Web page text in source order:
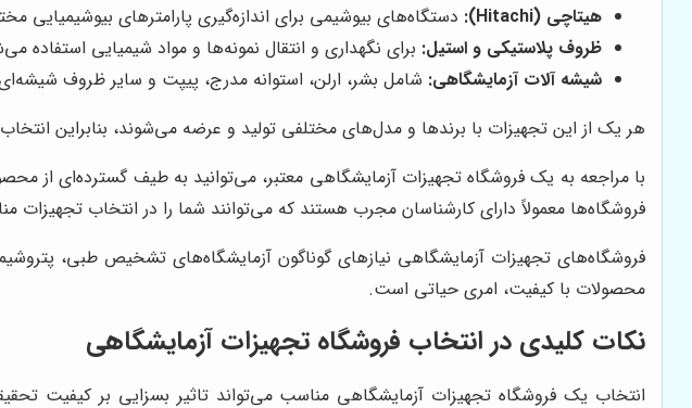
هیتاچی (Hitachi):
دستگاه‌های بیوشیمی برای اندازه‌گیری پارامترهای بیوشیمیایی
ظروف پلاستیکی و استیل: برای نگهداری و انتقال نمونه‌ها و مواد شیمیایی استفاده
شیشه آلات آزمایشگاهی: شامل بشر، ارلن، استوانه مدرج، پیپت و سایر ظروف
هر یک از این تجهیزات با برندها و مدل‌های مختلفی تولید و عرضه می‌شوند، بنابراین
با مراجعه به یک فروشگاه تجهیزات آزمایشگاهی معتبر، می‌توانید به طیف گسترده‌ای از
فروشگاه‌ها معمولاً دارای کارشناسان مجرب هستند که می‌توانند شما را در انتخاب تجهیزات
فروشگاه‌های تجهیزات آزمایشگاهی نیازهای گوناگون آزمایشگاه‌های تشخیص طبی،
محصولات با کیفیت، امری حیاتی است.
نکات کلیدی در انتخاب فروشگاه تجهیزات آزمایشگاهی
انتخاب یک فروشگاه تجهیزات آزمایشگاهی مناسب می‌تواند تاثیر بسزایی بر کیفیت